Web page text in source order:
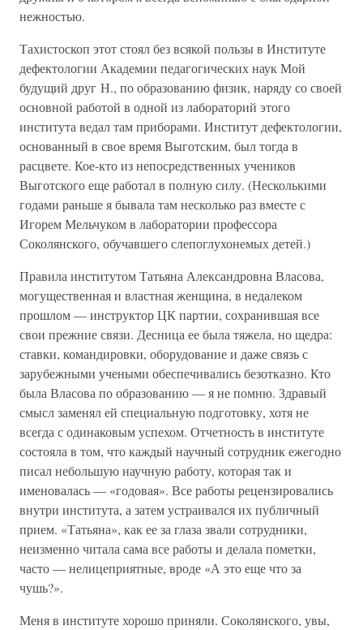
нежностью.
Тахистоскоп этот стоял без всякой пользы в Институте
дефектологии Академии педагогических наук Мой
будущий друг Н., по образованию физик, наряду со своей
основной работой в одной из лабораторий этого
института ведал там приборами. Институт дефектологии,
основанный в свое время Выготским, был тогда в
расцвете. Кое-кто из непосредственных учеников
Выготского еще работал в полную силу. (Несколькими
годами раньше я бывала там несколько раз вместе с
Игорем Мельчуком в лаборатории профессора
Соколянского, обучавшего слепоглухонемых детей.)
Правила институтом Татьяна Александровна Власова,
могущественная и властная женщина, в недалеком
прошлом — инструктор ЦК партии, сохранившая все
свои прежние связи. Десница ее была тяжела, но щедра:
ставки, командировки, оборудование и даже связь с
зарубежными учеными обеспечивались безотказно. Кто
была Власова по образованию — я не помню. Здравый
смысл заменял ей специальную подготовку, хотя не
всегда с одинаковым успехом. Отчетность в институте
состояла в том, что каждый научный сотрудник ежегодно
писал небольшую научную работу, которая так и
именовалась — «годовая». Все работы рецензировались
внутри института, а затем устраивался их публичный
прием. «Татьяна», как ее за глаза звали сотрудники,
неизменно читала сама все работы и делала пометки,
часто — нелицеприятные, вроде «А это еще что за
чушь?».
Меня в институте хорошо приняли. Соколянского, увы,